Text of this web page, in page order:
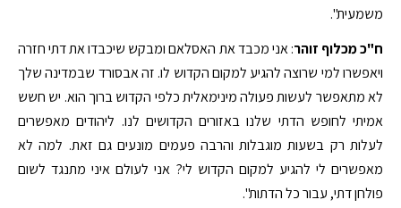
משמעית".
ח"כ מכלוף זוהר: אני מכבד את האסלאם ומבקש שיכבדו את דתי חזרה
ויאפשרו למי שרוצה להגיע למקום הקדוש לו. זה אבסורד שבמדינה שלך
לא מתאפשר לעשות פעולה מינימאלית כלפי הקדוש ברוך הוא. יש חשש
אמיתי לחופש הדתי שלנו באזורים הקדושים לנו. ליהודים מאפשרים
לעלות רק בשעות מוגבלות והרבה פעמים מונעים גם זאת. למה לא
מאפשרים לי להגיע למקום הקדוש לי? אני לעולם איני מתנגד לשום
פולחן דתי, עבור כל הדתות".